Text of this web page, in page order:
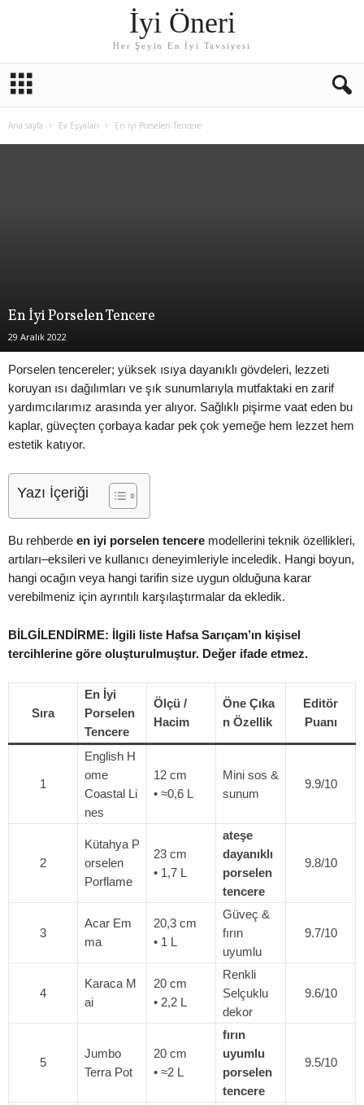
İyi Öneri
Her Şeyin En İyi Tavsiyesi
Ana sayfa Ev Eşyaları En İyi Porselen Tencere
En İyi Porselen Tencere
29 Aralık 2022
Porselen tencereler; yüksek ısıya dayanıklı gövdeleri, lezzeti
koruyan ısı dağılımları ve şık sunumlarıyla mutfaktaki en zarif
yardımcılarımız arasında yer alıyor. Sağlıklı pişirme vaat eden bu
kaplar, güveçten çorbaya kadar pek çok yemeğe hem lezzet hem
estetik katıyor.
Yazı İçeriği
Bu rehberde en iyi porselen tencere modellerini teknik özellikleri,
artıları–eksileri ve kullanıcı deneyimleriyle inceledik. Hangi boyun,
hangi ocağın veya hangi tarifin size uygun olduğuna karar
verebilmeniz için ayrıntılı karşılaştırmalar da ekledik.
BİLGİLENDİRME: İlgili liste Hafsa Sarıçam’ın kişisel
tercihlerine göre oluşturulmuştur. Değer ifade etmez.
Sıra
En İyi
Porselen
Tencere
Ölçü /
Hacim
Öne Çıka
n Özellik
Editör
Puanı
1
English H
ome
Coastal Li
nes
12 cm
• ≈0,6 L
Mini sos &
sunum
9.9/10
2
Kütahya P
orselen
Porflame
23 cm
• 1,7 L
ateşe
dayanıklı
porselen
tencere
9.8/10
3
Acar Em
ma
20,3 cm
• 1 L
Güveç &
fırın
uyumlu
9.7/10
4
Karaca M
ai
20 cm
• 2,2 L
Renkli
Selçuklu
dekor
9.6/10
5
Jumbo
Terra Pot
20 cm
• ≈2 L
fırın
uyumlu
porselen
tencere
9.5/10